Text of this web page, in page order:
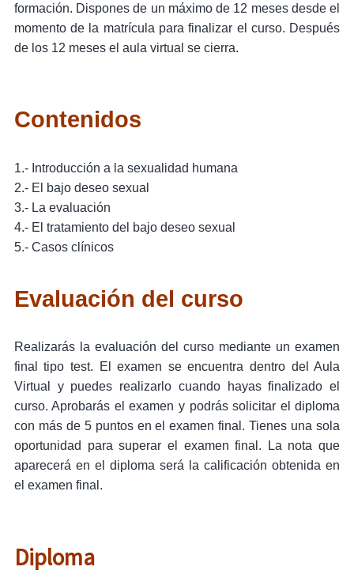
formación. Dispones de un máximo de 12 meses desde el
momento de la matrícula para finalizar el curso. Después
de los 12 meses el aula virtual se cierra.
Contenidos
1.- Introducción a la sexualidad humana
2.- El bajo deseo sexual
3.- La evaluación
4.- El tratamiento del bajo deseo sexual
5.- Casos clínicos
Evaluación del curso
Realizarás la evaluación del curso mediante un examen
final tipo test. El examen se encuentra dentro del Aula
Virtual y puedes realizarlo cuando hayas finalizado el
curso. Aprobarás el examen y podrás solicitar el diploma
con más de 5 puntos en el examen final. Tienes una sola
oportunidad para superar el examen final. La nota que
aparecerá en el diploma será la calificación obtenida en
el examen final.
Diploma